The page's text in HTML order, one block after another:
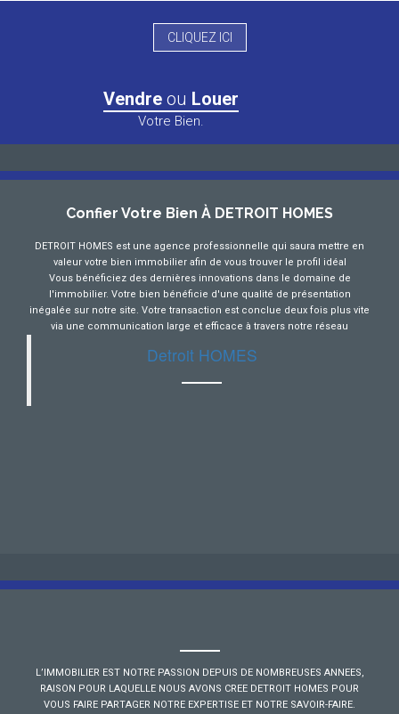
CLIQUEZ ICI
Vendre ou Louer
Votre Bien.
Confier Votre Bien À DETROIT HOMES
DETROIT HOMES est une agence professionnelle qui saura mettre en
valeur votre bien immobilier afin de vous trouver le profil idéal
Vous bénéficiez des dernières innovations dans le domaine de
l'immobilier. Votre bien bénéficie d'une qualité de présentation
inégalée sur notre site. Votre transaction est conclue deux fois plus vite
via une communication large et efficace à travers notre réseau
Detroit HOMES
L’IMMOBILIER EST NOTRE PASSION DEPUIS DE NOMBREUSES ANNEES,
RAISON POUR LAQUELLE NOUS AVONS CREE DETROIT HOMES POUR
VOUS FAIRE PARTAGER NOTRE EXPERTISE ET NOTRE SAVOIR-FAIRE.